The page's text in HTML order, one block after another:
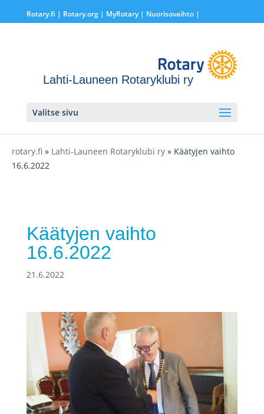
Rotary.fi | Rotary.org| MyRotary | Nuorisovaihto|
Lahti-Launeen Rotaryklubi ry
Valitse sivu
rotary.fi » Lahti-Launeen Rotaryklubi ry » Käätyjen vaihto
16.6.2022
Käätyjen vaihto
16.6.2022
21.6.2022